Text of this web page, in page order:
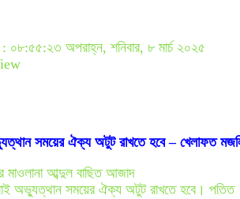
অপরাহ্ন, শনিবার, ৮ মার্চ ২০২৫
সময়ের ঐক্য অটুট রাখতে হবে – খেলাফত
আব্দুল বাছিত আজাদ
অভ্যুত্থান সময়ের ঐক্য অটুট রাখতে হবে। পতিত